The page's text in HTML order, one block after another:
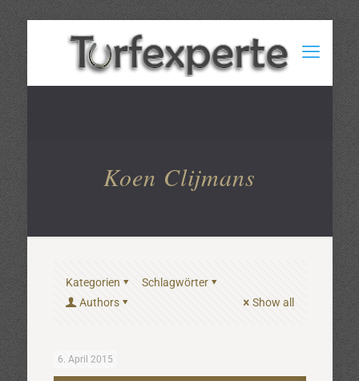
Koen Clijmans
Kategorien
Schlagwörter
Authors
Show all
6. April 2015